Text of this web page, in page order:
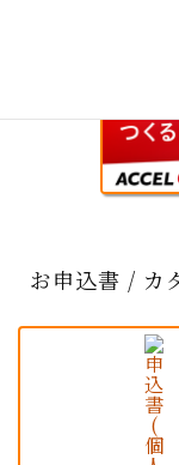
お申込書 / カ